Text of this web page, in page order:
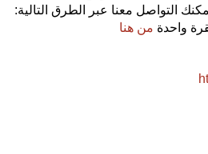
التواصل معنا عبر الطرق التالية:
واحدة من هنا